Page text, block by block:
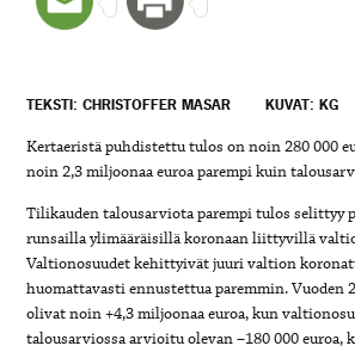
TEKSTI: CHRISTOFFER MASAR KUVAT: KG
Kertaeristä puhdistettu tulos on noin 280 000
noin 2,3 miljoonaa euroa parempi kuin
Tilikauden talousarviota parempi tulos selittyy
runsailla ylimääräisillä koronaan liittyvillä
Valtionosuudet kehittyivät juuri valtion
huomattavasti ennustettua paremmin. Vuoden
olivat noin +4,3 miljoonaa euroa, kun
talousarviossa arvioitu olevan –180 000 euroa,